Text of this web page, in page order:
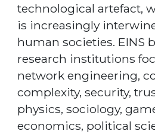
technological artefact,
is increasingly
human societies. EINS
research institutions
network engineering,
complexity, security,
physics, sociology,
economics, political